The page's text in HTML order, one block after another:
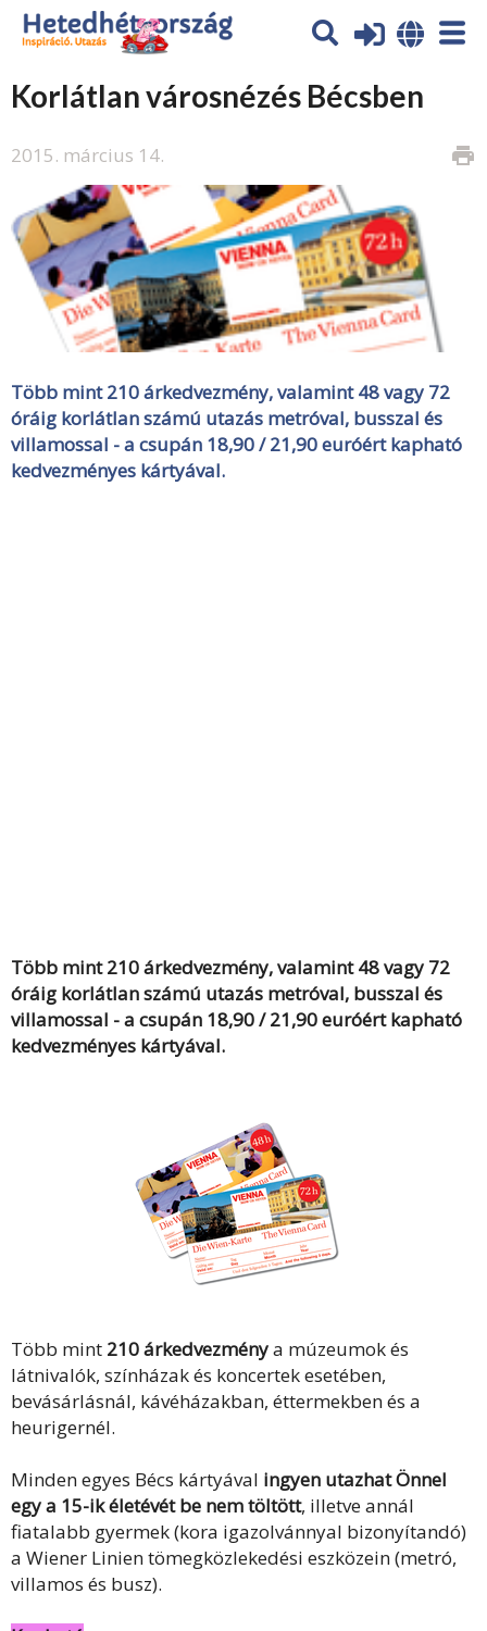
Korlátlan városnézés Bécsben
2015. március 14. print
Több mint 210 árkedvezmény, valamint 48 vagy 72
óráig korlátlan számú utazás metróval, busszal és
villamossal - a csupán 18,90 / 21,90 euróért kapható
kedvezményes kártyával.
Több mint 210 árkedvezmény, valamint 48 vagy 72
óráig korlátlan számú utazás metróval, busszal és
villamossal - a csupán 18,90 / 21,90 euróért kapható
kedvezményes kártyával.
Több mint 210 árkedvezménya múzeumok és
látnivalók, színházak és koncertek esetében,
bevásárlásnál, kávéházakban, éttermekben és a
heurigernél.
Minden egyes Bécs kártyával ingyen utazhat Önnel
egy a 15-ik életévét be nem töltött, illetve annál
fiatalabb gyermek (kora igazolvánnyal bizonyítandó)
a Wiener Linien tömegközlekedési eszközein (metró,
villamos és busz).